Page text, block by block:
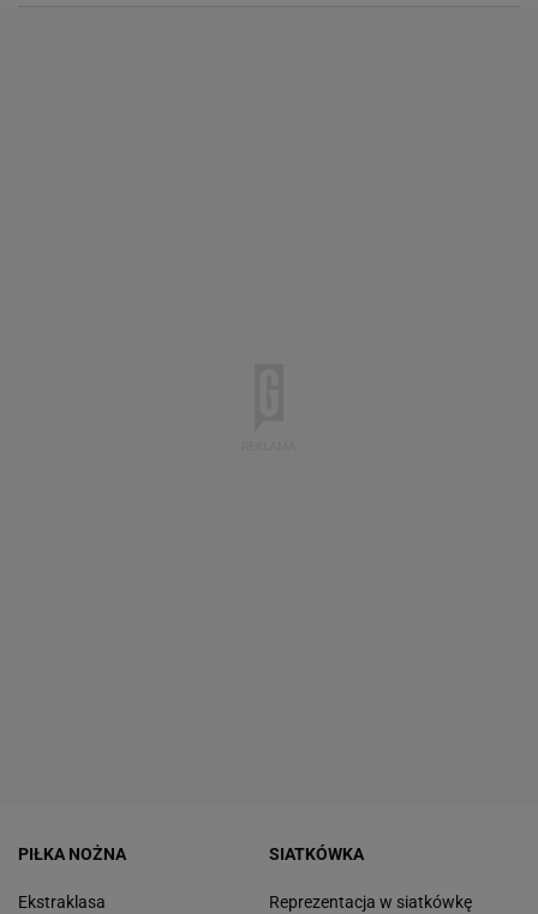
PIŁKA NOŻNA
Ekstraklasa
SIATKÓWKA
Reprezentacja w siatkówkę